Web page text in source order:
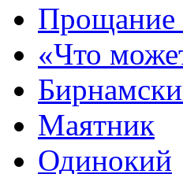
Прощание
«Что
Маятник
Одинокий